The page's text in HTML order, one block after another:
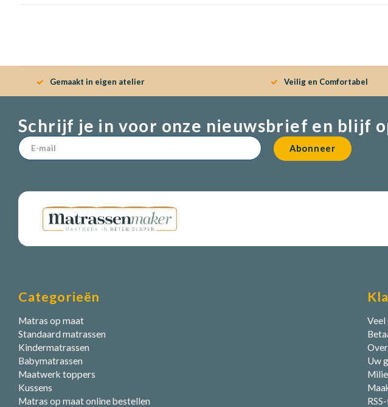
Gemaakt in eigen atelier Veilig en Comfortabel
Schrijf je in voor onze nieuwsbrief en blijf
Abonneer
Categorieën
Matras op maat
Standaard matrassen
Kindermatrassen
Babymatrassen
Maatwerk toppers
Kussens
Matras op maat online bestellen
Veel
Uw